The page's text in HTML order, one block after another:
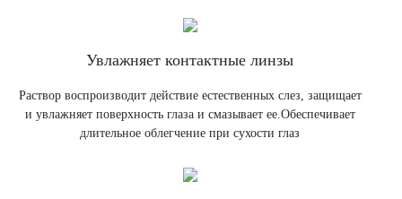
Увлажняет контактные линзы
Раствор воспроизводит действие естественных слез, защищает
и увлажняет поверхность глаза и смазывает ее.Обеспечивает
длительное облегчение при сухости глаз